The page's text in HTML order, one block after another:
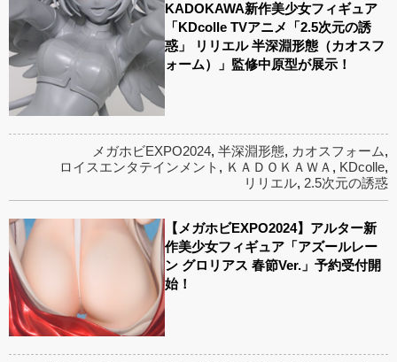
KADOKAWA新作美少女フィギュア
「KDcolle TVアニメ「2.5次元の誘
惑」 リリエル 半深淵形態（カオスフ
ォーム）」監修中原型が展示！
メガホビEXPO2024, 半深淵形態, カオスフォーム,
ロイスエンタテインメント , ＫＡＤＯＫＡＷＡ , KDcolle,
リリエル, 2.5次元の誘惑
【メガホビEXPO2024】アルター新
作美少女フィギュア「アズールレー
ン グロリアス 春節Ver.」予約受付開
始！